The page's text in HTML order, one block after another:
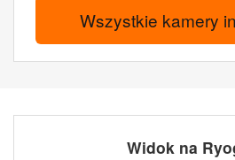
Wszystkie kamery
Widok na